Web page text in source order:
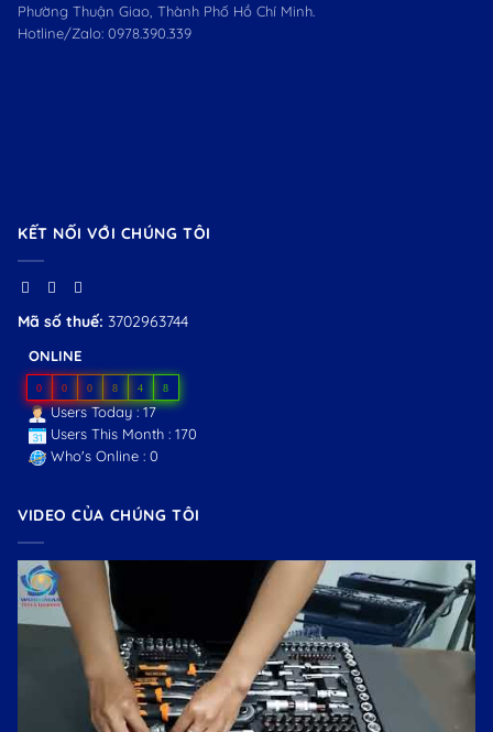
Phường Thuận Giao, Thành Phố Hồ Chí Minh.
Hotline/Zalo: 0978.390.339
KẾT NỐI VỚI CHÚNG TÔI
Mã số thuế: 3702963744
ONLINE
0 0 0 8 4 8
Users Today : 17
Users This Month : 170
Who's Online : 0
VIDEO CỦA CHÚNG TÔI